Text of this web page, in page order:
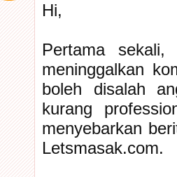
Hi,
Pertama
meninggalkan
boleh disalah
kurang
menyebarkan
Letsmasak.com.